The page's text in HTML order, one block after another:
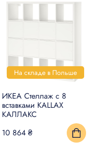
На складе в Польше
ИКЕА Стеллаж с 8
вставками KALLAX
КАЛЛАКС
10 864 ₴